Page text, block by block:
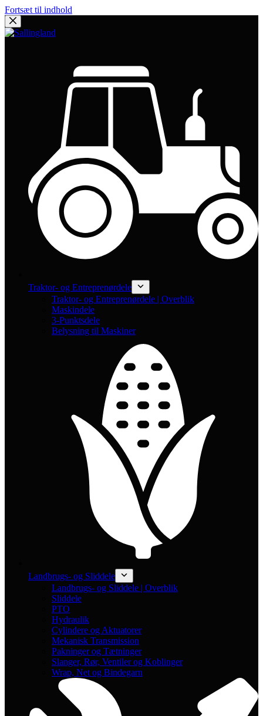
Fortsæt til indhold
Traktor- og Entreprenørdele
Traktor- og Entreprenørdele | Overblik
Maskindele
3-Punktsdele
Belysning til Maskiner
Landbrugs- og Sliddele
Landbrugs- og Sliddele | Overblik
Sliddele
PTO
Hydraulik
Cylindere og Aktuatorer
Mekanisk Transmission
Pakninger og Tætninger
Slanger, Rør, Ventiler og Koblinger
Wrap, Net og Bindegarn